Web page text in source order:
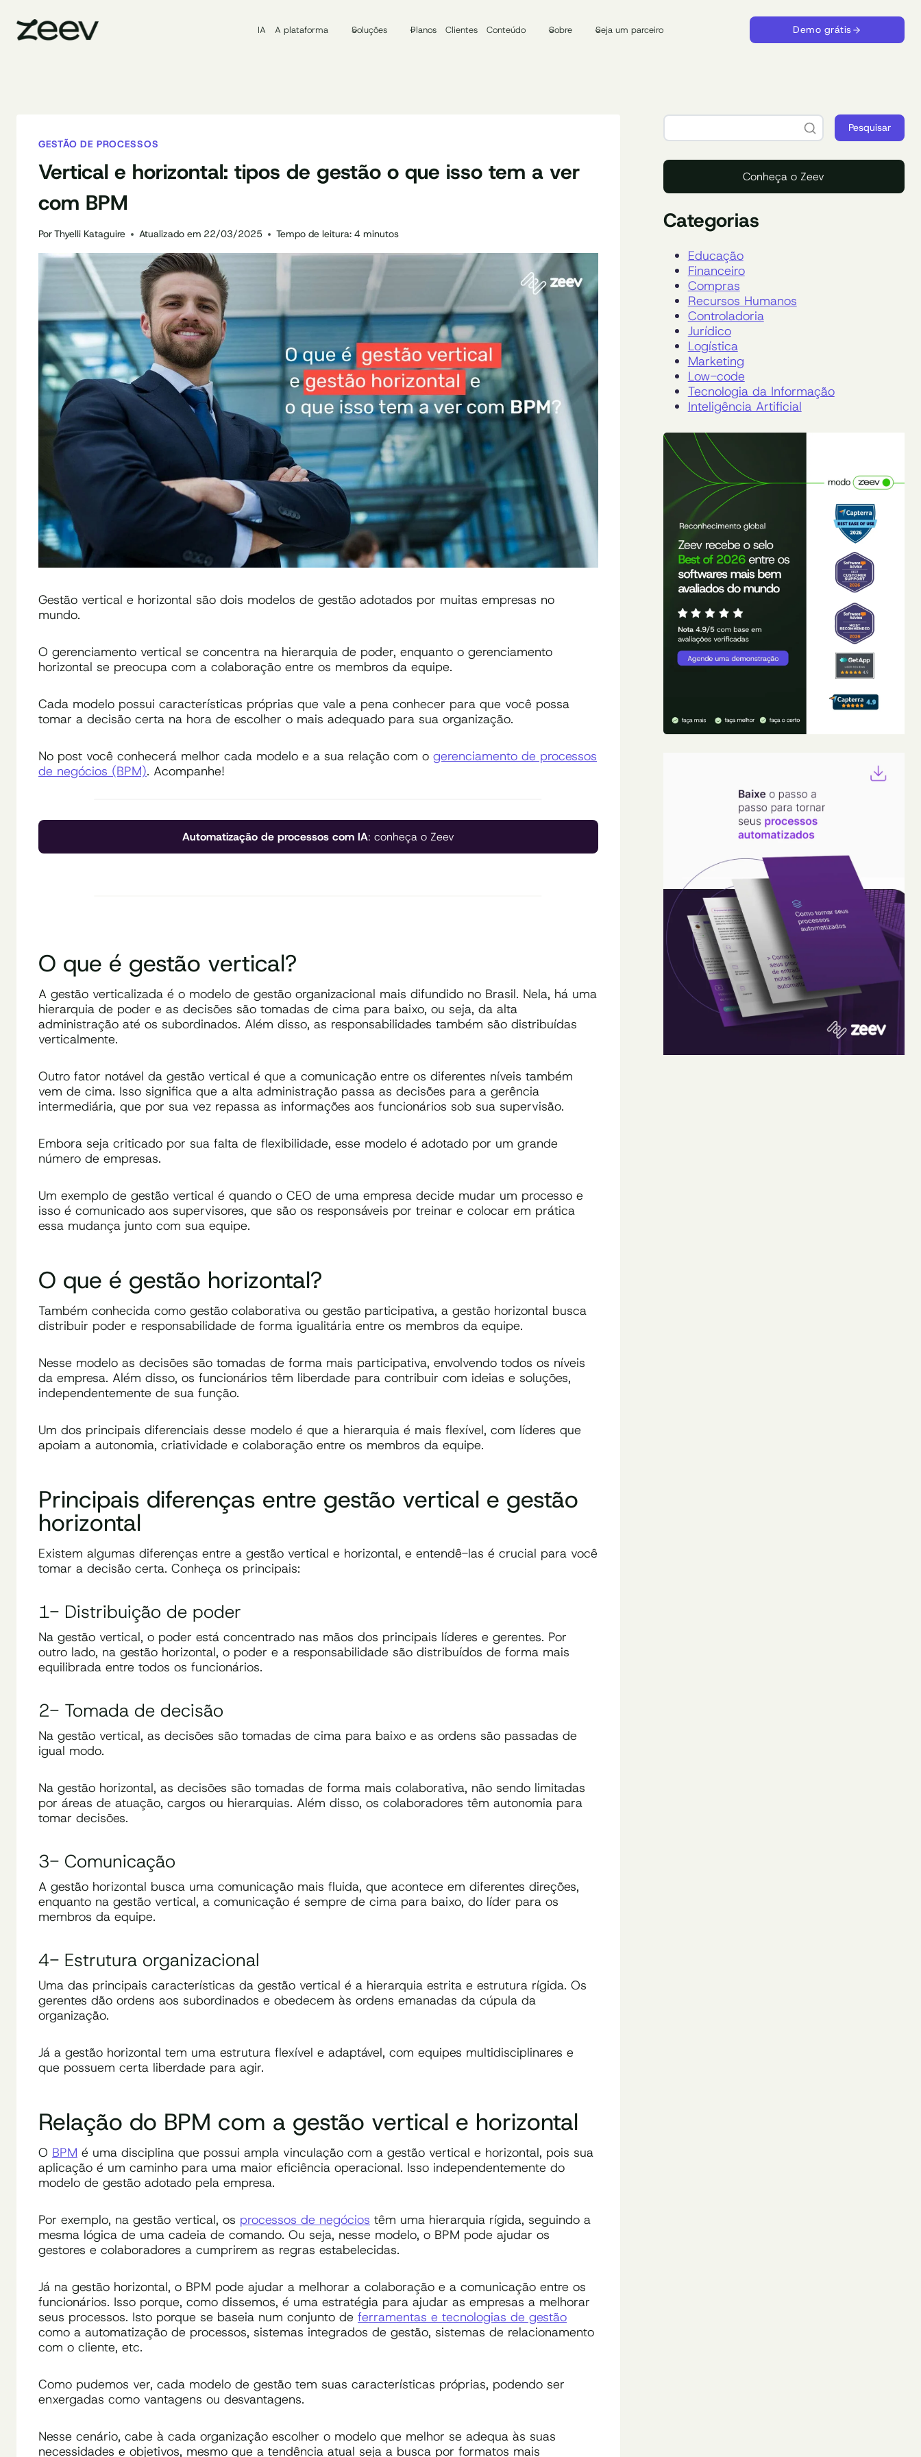
para
IA A plataforma Soluções Planos Clientes Conteúdo Sobre Seja um parceiro Demo grátis
GESTÃO DE PROCESSOS
Vertical e horizontal: tipos de gestão o que isso tem a ver
com BPM
PorThyelli Kataguire Atualizado em 22/03/2025 Tempo de leitura: 4minutos
Gestão vertical e horizontal são dois modelos de gestão adotados por muitas empresas no
mundo.
O gerenciamento vertical se concentra na hierarquia de poder, enquanto o gerenciamento
horizontal se preocupa com a colaboração entre os membros da equipe.
Cada modelo possui características próprias que vale a pena conhecer para que você possa
tomar a decisão certa na hora de escolher o mais adequado para sua organização.
No post você conhecerá melhor cada modelo e a sua relação com o gerenciamento de processos
de negócios (BPM). Acompanhe!
Automatização de processos com IA: conheça o Zeev
O que é gestão vertical?
A gestão verticalizada é o modelo de gestão organizacional mais difundido no Brasil. Nela, há uma
hierarquia de poder e as decisões são tomadas de cima para baixo, ou seja, da alta
administração até os subordinados. Além disso, as responsabilidades também são distribuídas
verticalmente.
Outro fator notável da gestão vertical é que a comunicação entre os diferentes níveis também
vem de cima. Isso significa que a alta administração passa as decisões para a gerência
intermediária, que por sua vez repassa as informações aos funcionários sob sua supervisão.
Embora seja criticado por sua falta de flexibilidade, esse modelo é adotado por um grande
número de empresas.
Um exemplo de gestão vertical é quando o CEO de uma empresa decide mudar um processo e
isso é comunicado aos supervisores, que são os responsáveis ​​por treinar e colocar em prática
essa mudança junto com sua equipe.
O que é gestão horizontal?
Também conhecida como gestão colaborativa ou gestão participativa, a gestão horizontal busca
distribuir poder e responsabilidade de forma igualitária entre os membros da equipe.
Nesse modelo as decisões são tomadas de forma mais participativa, envolvendo todos os níveis
da empresa. Além disso, os funcionários têm liberdade para contribuir com ideias e soluções,
independentemente de sua função.
Um dos principais diferenciais desse modelo é que a hierarquia é mais flexível, com líderes que
apoiam a autonomia, criatividade e colaboração entre os membros da equipe.
Principais diferenças entre gestão vertical e gestão
horizontal
Existem algumas diferenças entre a gestão vertical e horizontal, e entendê-las é crucial para você
tomar a decisão certa. Conheça os principais:
1- Distribuição de poder
Na gestão vertical, o poder está concentrado nas mãos dos principais líderes e gerentes. Por
outro lado, na gestão horizontal, o poder e a responsabilidade são distribuídos de forma mais
equilibrada entre todos os funcionários.
2- Tomada de decisão
Na gestão vertical, as decisões são tomadas de cima para baixo e as ordens são passadas de
igual modo.
Na gestão horizontal, as decisões são tomadas de forma mais colaborativa, não sendo limitadas
por áreas de atuação, cargos ou hierarquias. Além disso, os colaboradores têm autonomia para
tomar decisões.
3- Comunicação
A gestão horizontal busca uma comunicação mais fluida, que acontece em diferentes direções,
enquanto na gestão vertical, a comunicação é sempre de cima para baixo, do líder para os
membros da equipe.
4- Estrutura organizacional
Uma das principais características da gestão vertical é a hierarquia estrita e estrutura rígida. Os
gerentes dão ordens aos subordinados e obedecem às ordens emanadas da cúpula da
organização.
Já a gestão horizontal tem uma estrutura flexível e adaptável, com equipes multidisciplinares e
que possuem certa liberdade para agir.
Relação do BPM com a gestão vertical e horizontal
O BPM é uma disciplina que possui ampla vinculação com a gestão vertical e horizontal, pois sua
aplicação é um caminho para uma maior eficiência operacional. Isso independentemente do
modelo de gestão adotado pela empresa.
Por exemplo, na gestão vertical, os processos de negócios têm uma hierarquia rígida, seguindo a
mesma lógica de uma cadeia de comando. Ou seja, nesse modelo, o BPM pode ajudar os
gestores e colaboradores a cumprirem as regras estabelecidas.
Já na gestão horizontal, o BPM pode ajudar a melhorar a colaboração e a comunicação entre os
funcionários. Isso porque, como dissemos, é uma estratégia para ajudar as empresas a melhorar
seus processos. Isto porque se baseia num conjunto de ferramentas e tecnologias de gestão
como a automatização de processos, sistemas integrados de gestão, sistemas de relacionamento
com o cliente, etc.
Como pudemos ver, cada modelo de gestão tem suas características próprias, podendo ser
enxergadas como vantagens ou desvantagens.
Nesse cenário, cabe à cada organização escolher o modelo que melhor se adequa às suas
necessidades e objetivos, mesmo que a tendência atual seja a busca por formatos mais
Pesquisar
Conheça o Zeev
Categorias
Educação
Financeiro
Compras
Recursos Humanos
Controladoria
Jurídico
Logística
Marketing
Low-code
Tecnologia da Informação
Inteligência Artificial